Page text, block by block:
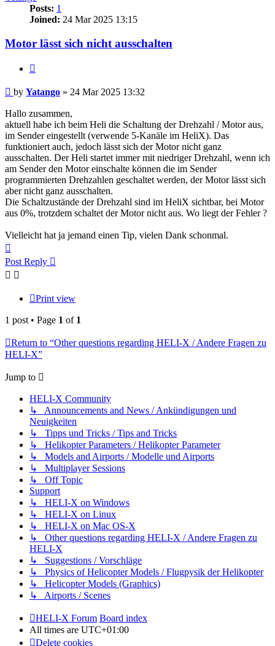
Posts: 1
Joined: 24 Mar 2025 13:15
Motor lässt sich nicht ausschalten
Post
by Yatango » 24 Mar 2025 13:32
Hallo zusammen,
aktuell habe ich beim Heli die Schaltung der Drehzahl / Motor aus,
im Sender eingestellt (verwende 5-Kanäle im HeliX). Das
funktioniert auch, jedoch lässt sich der Motor nicht ganz
ausschalten. Der Heli startet immer mit niedriger Drehzahl, wenn ich
am Sender den Motor einschalte können die im Sender
programmierten Drehzahlen geschaltet werden, der Motor lässt sich
aber nicht ganz ausschalten.
Die Schaltzustände der Drehzahl sind im HeliX sichtbar, bei Motor
aus 0%, trotzdem schaltet der Motor nicht aus. Wo liegt der Fehler ?
Vielleicht hat ja jemand einen Tip, vielen Dank schonmal.
Post Reply
Print view
1 post • Page 1 of 1
Return to “Other questions regarding HELI-X / Andere Fragen zu
HELI-X”
Jump to
HELI-X Community
↳ Announcements and News / Ankündigungen und
Neuigkeiten
↳ Tipps und Tricks / Tips and Tricks
↳ Helikopter Parameters / Helikopter Parameter
↳ Models and Airports / Modelle und Airports
↳ Multiplayer Sessions
↳ Off Topic
Support
↳ HELI-X on Windows
↳ HELI-X on Linux
↳ HELI-X on Mac OS-X
↳ Other questions regarding HELI-X / Andere Fragen zu
HELI-X
↳ Suggestions / Vorschläge
↳ Physics of Helicopter Models / Flugpysik der Helikopter
↳ Helicopter Models (Graphics)
↳ Airports / Scenes
HELI-X Forum Board index
All times are UTC+01:00
Delete cookies